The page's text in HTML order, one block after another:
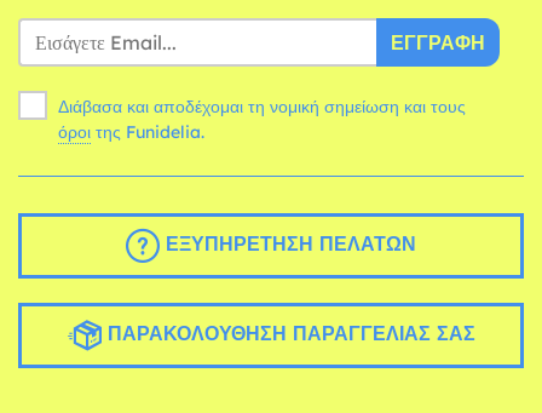
ΕΓΓΡΑΦΉ
Διάβασα και αποδέχομαι τη νομική σημείωση και τους
όροι της Funidelia.
ΕΞΥΠΗΡΈΤΗΣΗ ΠΕΛΑΤΏΝ
ΠΑΡΑΚΟΛΟΎΘΗΣΗ ΠΑΡΑΓΓΕΛΊΑΣ ΣΑΣ